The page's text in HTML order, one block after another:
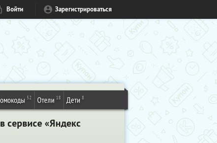
Войти Зарегистрироваться
52 Отели 18 Дети 8
сервисе «Яндекс